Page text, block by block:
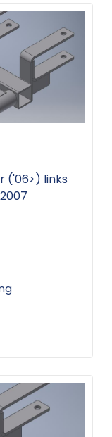
('06>) links